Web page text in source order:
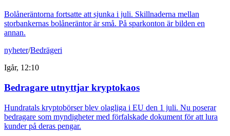
Bolåneräntorna fortsatte att sjunka i juli. Skillnaderna mellan
storbankernas bolåneräntor är små. På sparkonton är bilden en
annan.
nyheter/Bedrägeri
Igår, 12:10
Bedragare utnyttjar kryptokaos
Hundratals kryptobörser blev olagliga i EU den 1 juli. Nu poserar
bedragare som myndigheter med förfalskade dokument för att lura
kunder på deras pengar.